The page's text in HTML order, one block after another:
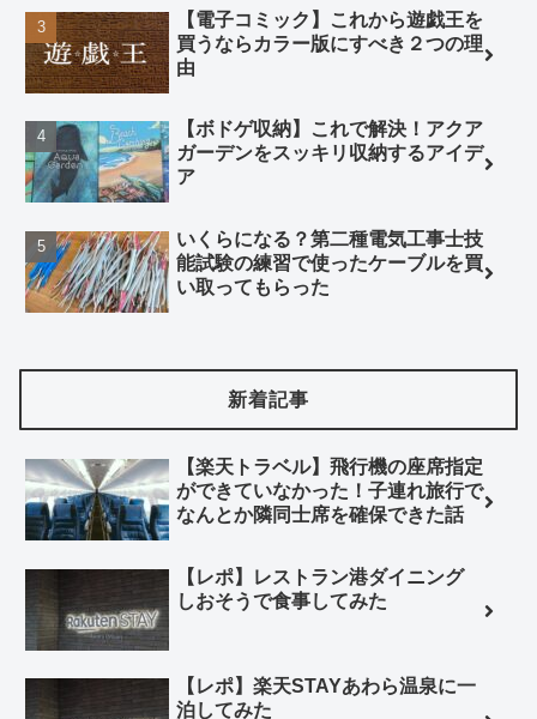
【電子コミック】これから遊戯王を
買うならカラー版にすべき２つの理
由
【ボドゲ収納】これで解決！アクア
ガーデンをスッキリ収納するアイデ
ア
いくらになる？第二種電気工事士技
能試験の練習で使ったケーブルを買
い取ってもらった
新着記事
【楽天トラベル】飛行機の座席指定
ができていなかった！子連れ旅行で
なんとか隣同士席を確保できた話
【レポ】レストラン港ダイニング
しおそうで食事してみた
【レポ】楽天STAYあわら温泉に一
泊してみた